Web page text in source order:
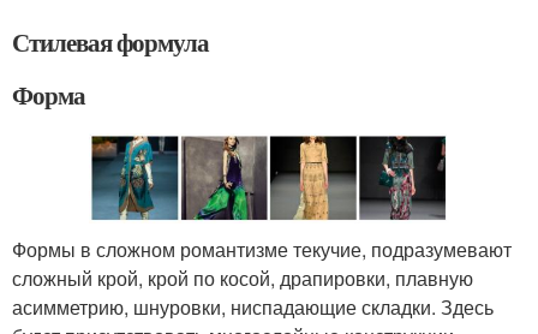
Стилевая формула
Форма
Формы в сложном романтизме текучие, подразумевают
сложный крой, крой по косой, драпировки, плавную
асимметрию, шнуровки, ниспадающие складки. Здесь